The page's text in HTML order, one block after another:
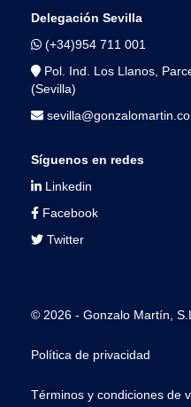
Delegación Sevilla
(+34)954 711 001
Pol. Ind. Los Llanos,
(Sevilla)
Síguenos en redes
Linkedin
Facebook
Twitter
© 2026 - Gonzalo Martín, S.L.
Política de privacidad
Términos y condiciones de